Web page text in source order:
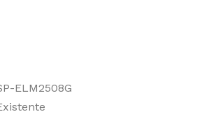
ELM2508G